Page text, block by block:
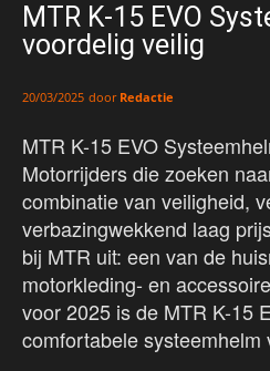
MTR K-15 EVO
voordelig veilig
20/03/2025 door Redactie
MTR K-15 EVO
Motorrijders die zoeken
combinatie van veiligheid,
verbazingwekkend laag
bij MTR uit: een van de
motorkleding- en
voor 2025 is de MTR K-15
comfortabele systeemhelm